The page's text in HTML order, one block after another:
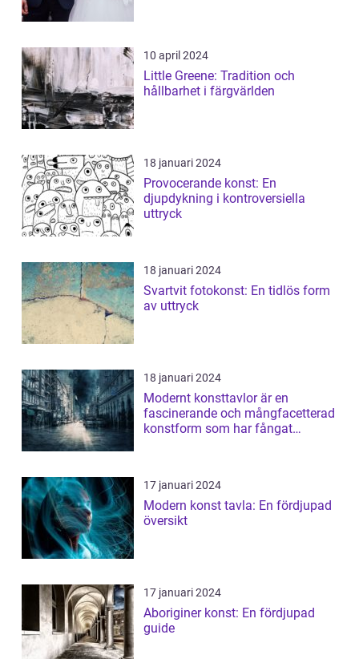
10 april 2024
Little Greene: Tradition och
hållbarhet i färgvärlden
18 januari 2024
Provocerande konst: En
djupdykning i kontroversiella
uttryck
18 januari 2024
Svartvit fotokonst: En tidlös form
av uttryck
18 januari 2024
Modernt konsttavlor är en
fascinerande och mångfacetterad
konstform som har fångat
17 januari 2024
Modern konst tavla: En fördjupad
översikt
17 januari 2024
Aboriginer konst: En fördjupad
guide